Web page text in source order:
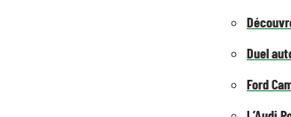
Duel
Ford